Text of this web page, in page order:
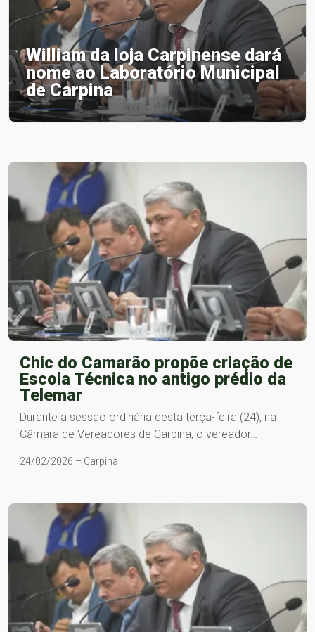
William da loja Carpinense dará
nome ao Laboratório Municipal
de Carpina
Chic do Camarão propõe criação de
Escola Técnica no antigo prédio da
Telemar
Durante a sessão ordinária desta terça-feira (24), na
Câmara de Vereadores de Carpina, o vereador…
24/02/2026 – Carpina